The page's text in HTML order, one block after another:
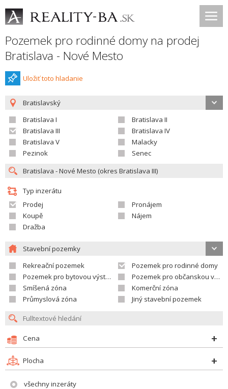
Pozemek pro rodinné domy na prodej
Bratislava - Nové Mesto
Uložiť toto hladanie
Bratislavský
Bratislava I
Bratislava II
Bratislava III
Bratislava IV
Bratislava V
Malacky
Pezinok
Senec
Typ inzerátu
Prodej
Pronájem
Koupě
Nájem
Dražba
Stavební pozemky
Rekreační pozemek
Pozemek pro rodinné domy
Pozemek pro bytovou výstavbu
Pozemek pro občanskou vybavenost
Smíšená zóna
Komerční zóna
Průmyslová zóna
Jiný stavební pozemek
Cena
Plocha
všechny inzeráty